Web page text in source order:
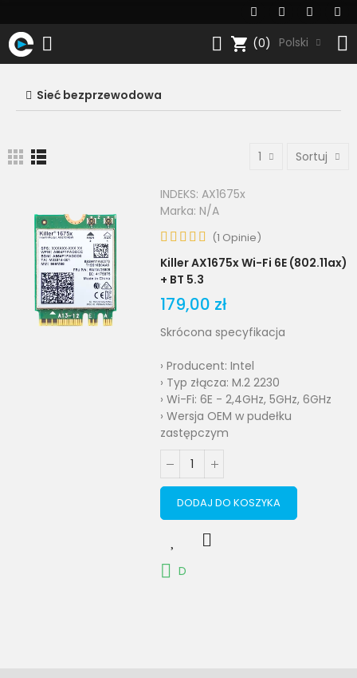
shopping_cart (0) Polski
Sieć bezprzewodowa
1 Sortuj
INDEKS:AX1675x
Marka: N/A
(1 Opinie)
Killer AX1675x Wi-Fi 6E (802.11ax)
+ BT 5.3
179,00 zł
Skrócona specyfikacja
› Producent: Intel
› Typ złącza: M.2 2230
› Wi-Fi: 6E - 2,4GHz, 5GHz, 6GHz
› Wersja OEM w pudełku
zastępczym
DODAJ DO KOSZYKA
D